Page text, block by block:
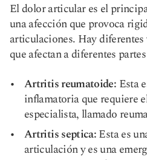
El dolor articular es el
una afección que provoca
articulaciones. Hay
que afectan a diferentes
Artritis reumatoide: Esta
inflamatoria que requiere
especialista, llamado
Artritis septica:Esta es
articulación y es una